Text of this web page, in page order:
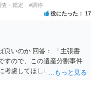
・鑑定 #調停
役にたった 17
良いのか 回答： 「主張書
すので、この遺産分割事件
考慮してほしいと思う、亡